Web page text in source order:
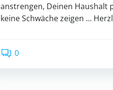
anstrengen, Deinen Haushalt
keine Schwäche zeigen …
0